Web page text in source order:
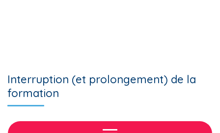
Interruption (et prolongement) de la
formation